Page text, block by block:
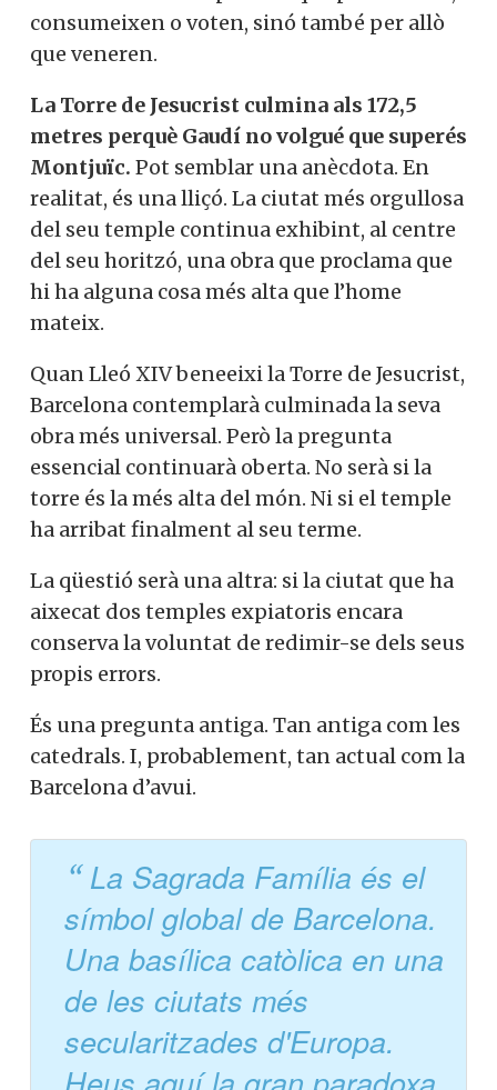
consumeixen o voten, sinó també per allò
que veneren.
La Torre de Jesucrist culmina als 172,5
metres perquè Gaudí no volgué que superés
Montjuïc. Pot semblar una anècdota. En
realitat, és una lliçó. La ciutat més orgullosa
del seu temple continua exhibint, al centre
del seu horitzó, una obra que proclama que
hi ha alguna cosa més alta que l’home
mateix.
Quan Lleó XIV beneeixi la Torre de Jesucrist,
Barcelona contemplarà culminada la seva
obra més universal. Però la pregunta
essencial continuarà oberta. No serà si la
torre és la més alta del món. Ni si el temple
ha arribat finalment al seu terme.
La qüestió serà una altra: si la ciutat que ha
aixecat dos temples expiatoris encara
conserva la voluntat de redimir-se dels seus
propis errors.
És una pregunta antiga. Tan antiga com les
catedrals. I, probablement, tan actual com la
Barcelona d’avui.
La Sagrada Família és el
símbol global de Barcelona.
Una basílica catòlica en una
de les ciutats més
secularitzades d'Europa.